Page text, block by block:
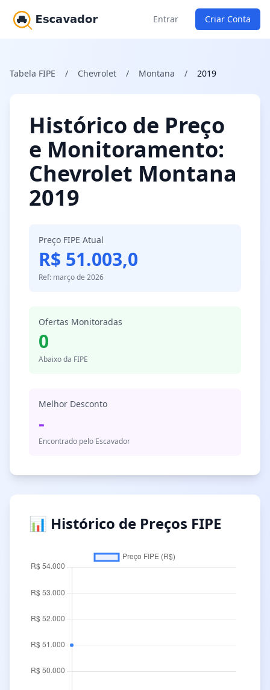
Entrar Criar Conta
Tabela FIPE / Chevrolet / Montana / 2019
Histórico de Preço
e Monitoramento:
Chevrolet Montana
2019
Preço FIPE Atual
R$ 51.003,0
Ref: março de 2026
Ofertas Monitoradas
0
Abaixo da FIPE
Melhor Desconto
-
Encontrado pelo Escavador
📊 Histórico de Preços FIPE